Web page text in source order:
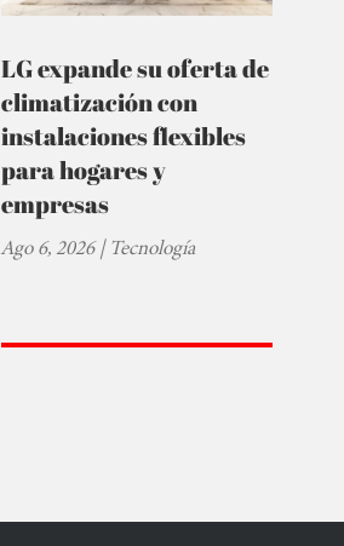
LG expande su oferta de
climatización con
instalaciones flexibles
para hogares y
empresas
Ago 6, 2026|Tecnología